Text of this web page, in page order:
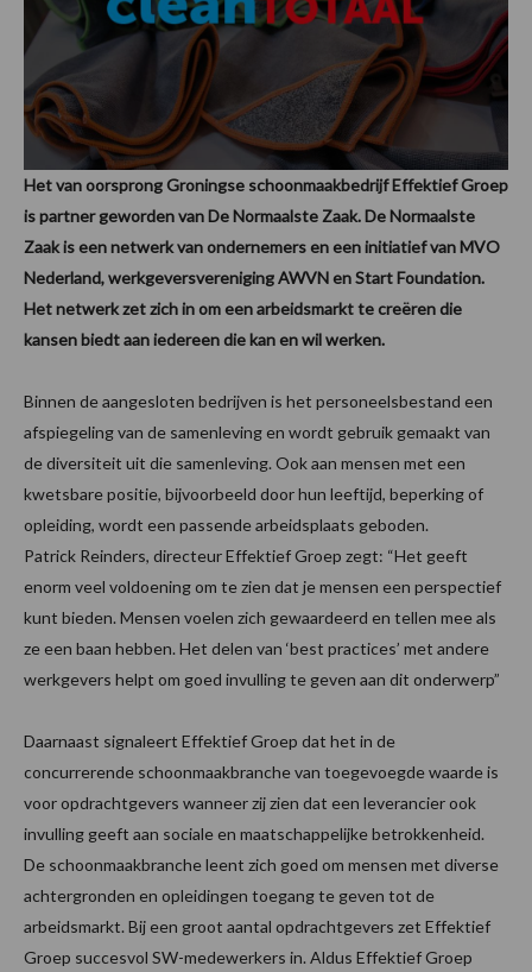
Het van oorsprong Groningse schoonmaakbedrijf Effektief Groep
is partner geworden van De Normaalste Zaak. De Normaalste
Zaak is een netwerk van ondernemers en een initiatief van MVO
Nederland, werkgeversvereniging AWVN en Start Foundation.
Het netwerk zet zich in om een arbeidsmarkt te creëren die
kansen biedt aan iedereen die kan en wil werken.
Binnen de aangesloten bedrijven is het personeelsbestand een
afspiegeling van de samenleving en wordt gebruik gemaakt van
de diversiteit uit die samenleving. Ook aan mensen met een
kwetsbare positie, bijvoorbeeld door hun leeftijd, beperking of
opleiding, wordt een passende arbeidsplaats geboden.
Patrick Reinders, directeur Effektief Groep zegt: “Het geeft
enorm veel voldoening om te zien dat je mensen een perspectief
kunt bieden. Mensen voelen zich gewaardeerd en tellen mee als
ze een baan hebben. Het delen van ‘best practices’ met andere
werkgevers helpt om goed invulling te geven aan dit onderwerp”
Daarnaast signaleert Effektief Groep dat het in de
concurrerende schoonmaakbranche van toegevoegde waarde is
voor opdrachtgevers wanneer zij zien dat een leverancier ook
invulling geeft aan sociale en maatschappelijke betrokkenheid.
De schoonmaakbranche leent zich goed om mensen met diverse
achtergronden en opleidingen toegang te geven tot de
arbeidsmarkt. Bij een groot aantal opdrachtgevers zet Effektief
Groep succesvol SW-medewerkers in. Aldus Effektief Groep